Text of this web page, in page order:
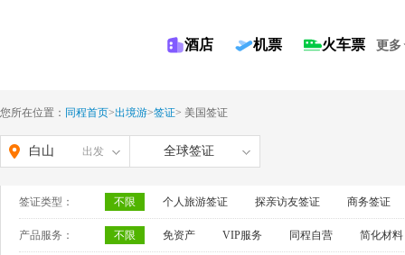
酒店 机票 火车票 更多
您所在位置： 同程首页>出境游>签证> 美国签证
白山 出发 全球签证
签证类型： 不限 个人旅游签证 探亲访友签证 商务签证
产品服务： 不限 免资产 VIP服务 同程自营 简化材料